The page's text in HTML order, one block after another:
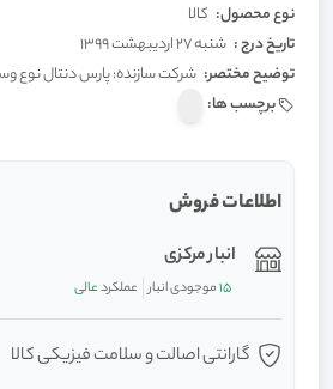
نوع محصول: کالا
تاریخ درج : شنبه 27 اردیبهشت 1399
توضیح مختصر: شرکت سازنده: پارس دنتال نوع
برچسب ها:
اطلاعات فروش
انبار مرکزی
15موجودی انبار عملکردعالی
گارانتی اصالت و سلامت فیزیکی کالا